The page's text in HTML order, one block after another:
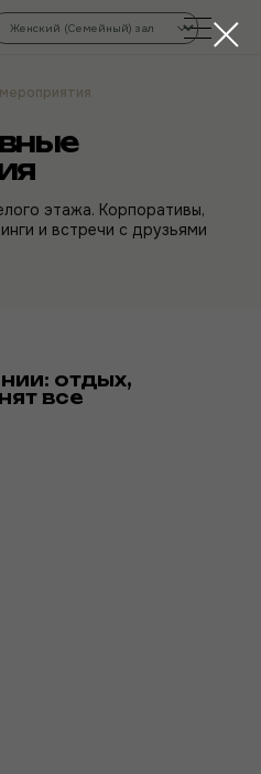
и мы вам перезвоним.
только для
Запись на
на месте.
гости!
этажа. Корпоративы,
и встречи с друзьями
отдых,
все